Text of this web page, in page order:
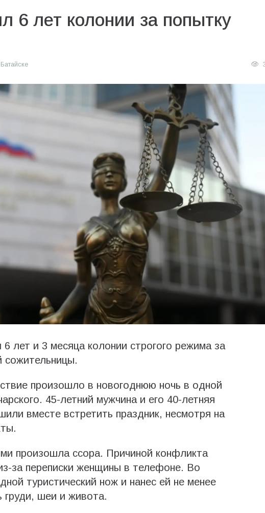
6 лет колонии за попытку
лет и 3 месяца колонии строгого режима за
сожительницы.
произошло в новогоднюю ночь в одной
45-летний мужчина и его 40-летняя
вместе встретить праздник, несмотря на
произошла ссора. Причиной конфликта
за переписки женщины в телефоне. Во
туристический нож и нанес ей не менее
груди, шеи и живота.